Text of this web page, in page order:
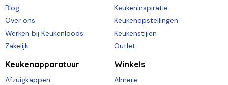
Blog
Over ons
Werken bij Keukenloods
Zakelijk
Keukeninspiratie
Keukenopstellingen
Keukenstijlen
Outlet
Keukenapparatuur
Afzuigkappen
Winkels
Almere